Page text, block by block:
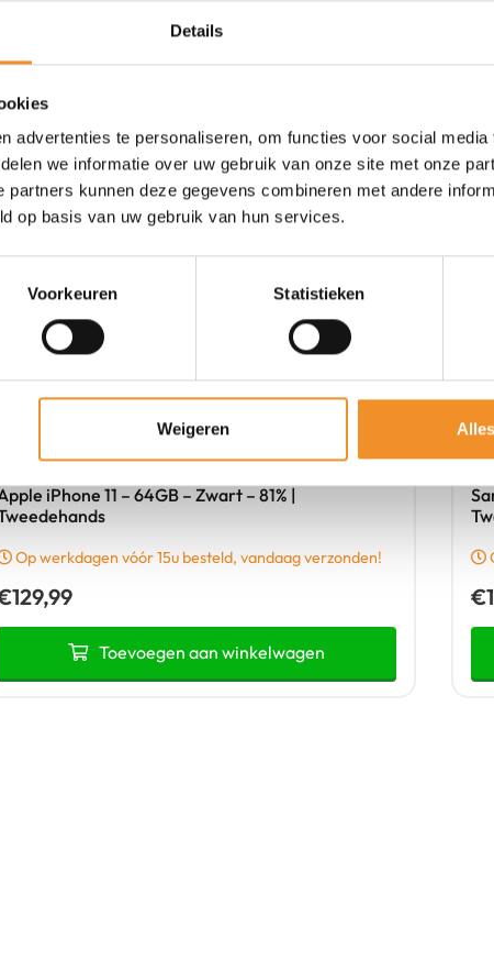
Details
advertenties te personaliseren, om functies voor social media
we informatie over uw gebruik van onze site met onze
partners kunnen deze gegevens combineren met andere
op basis van uw gebruik van hun services.
Voorkeuren Statistieken
Weigeren
iPhone 11 – 64GB – Zwart – 81% |
Op werkdagen vóór 15u besteld, vandaag verzonden!
129,99
Toevoegen aan winkelwagen
€